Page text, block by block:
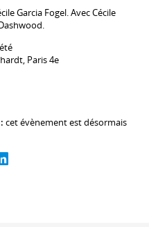
Garcia Fogel. Avec Cécile
, Paris 4e
cet évènement est désormais